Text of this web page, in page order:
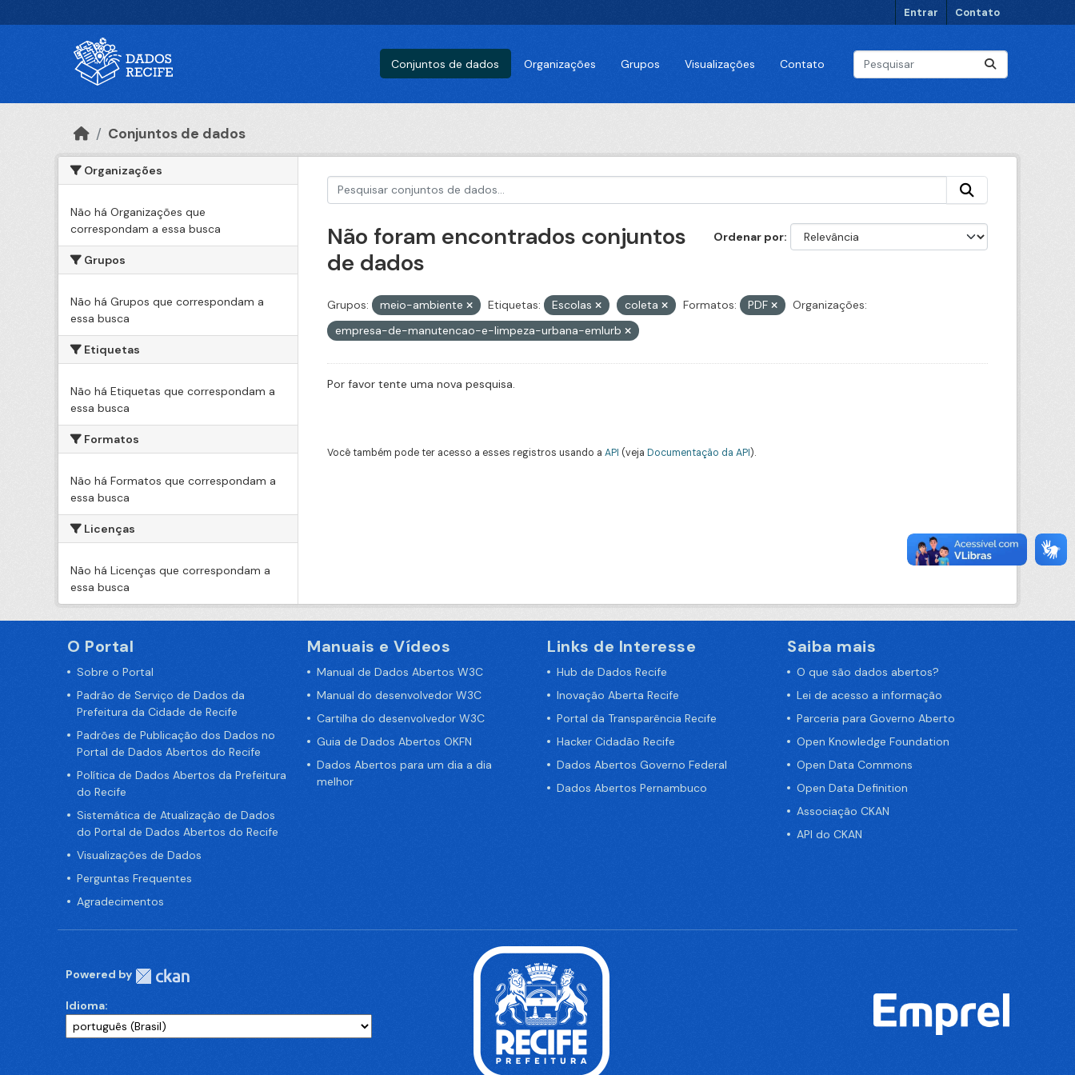
Entrar Contato
Conjuntos de dados Organizações Grupos Visualizações Contato
Conjuntos de dados
Organizações
Não há Organizações que
correspondam a essa busca
Grupos
Não há Grupos que correspondam a
essa busca
Etiquetas
Não há Etiquetas que correspondam a
essa busca
Formatos
Não há Formatos que correspondam a
essa busca
Licenças
Não há Licenças que correspondam a
essa busca
Ordenar por
Não foram encontrados conjuntos
de dados
Grupos: meio-ambiente Etiquetas: Escolas coleta Formatos: PDF
Organizações:
empresa-de-manutencao-e-limpeza-urbana-emlurb
Por favor tente uma nova pesquisa.
Você também pode ter acesso a esses registros usando a API (veja Documentação da API).
O Portal
Sobre o Portal
Padrão de Serviço de Dados da
Prefeitura da Cidade de Recife
Padrões de Publicação dos Dados no
Portal de Dados Abertos do Recife
Política de Dados Abertos da Prefeitura
do Recife
Sistemática de Atualização de Dados
do Portal de Dados Abertos do Recife
Visualizações de Dados
Perguntas Frequentes
Agradecimentos
Manuais e Vídeos
Manual de Dados Abertos W3C
Manual do desenvolvedor W3C
Cartilha do desenvolvedor W3C
Guia de Dados Abertos OKFN
Dados Abertos para um dia a dia
melhor
Links de Interesse
Hub de Dados Recife
Inovação Aberta Recife
Portal da Transparência Recife
Hacker Cidadão Recife
Dados Abertos Governo Federal
Dados Abertos Pernambuco
Saiba mais
O que são dados abertos?
Lei de acesso a informação
Parceria para Governo Aberto
Open Knowledge Foundation
Open Data Commons
Open Data Definition
Associação CKAN
API do CKAN
Powered by
Idioma